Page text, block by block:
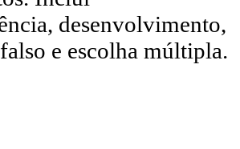
desenvolvimento,
e escolha múltipla.